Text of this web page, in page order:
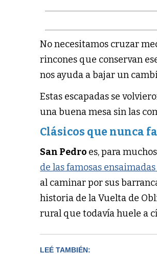
No necesitamos cruzar
rincones que conservan
nos ayuda a bajar un
Estas escapadas se
una buena mesa sin las
Clásicos que nunca
San Pedro es, para
de las famosas ensaimadas
al caminar por sus
historia de la Vuelta de
rural que todavía huele a
LEÉ TAMBIÉN: